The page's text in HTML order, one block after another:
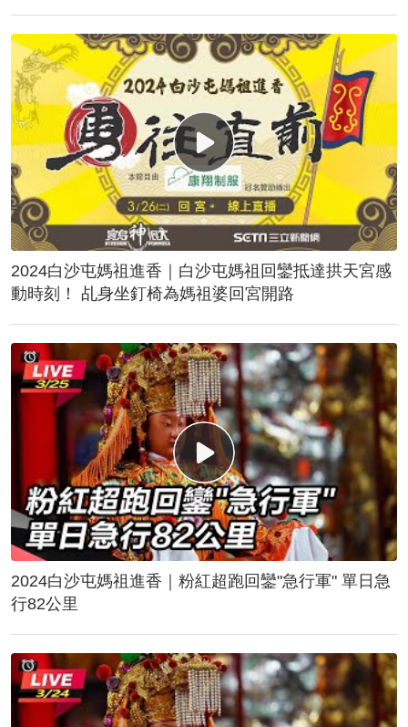
2024白沙屯媽祖進香｜白沙屯媽祖回鑾抵達拱天宮感
動時刻！ 乩身坐釘椅為媽祖婆回宮開路
2024白沙屯媽祖進香｜粉紅超跑回鑾"急行軍" 單日急
行82公里